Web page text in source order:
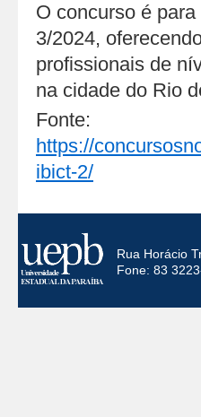
O concurso é
3/2024,
profissionais de
na cidade do Rio
Fonte:
https://
ibict-2/
Rua Horácio
Fone: 83